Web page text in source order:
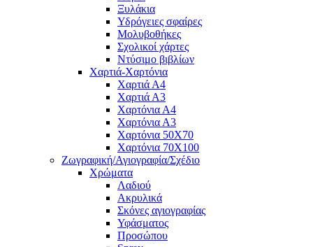
Ξυλάκια
Υδρόγειες σφαίρες
Μολυβοθήκες
Σχολικοί χάρτες
Ντύσιμο βιβλίων
Χαρτιά-Χαρτόνια
Χαρτιά Α4
Χαρτιά Α3
Χαρτόνια Α4
Χαρτόνια Α3
Χαρτόνια 50Χ70
Χαρτόνια 70Χ100
Ζωγραφική/Αγιογραφία/Σχέδιο
Χρώματα
Λαδιού
Ακρυλικά
Σκόνες αγιογραφίας
Υφάσματος
Προσώπου